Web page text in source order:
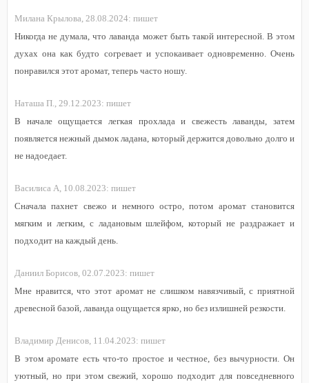
Милана Крылова, 28.08.2024: пишет
Никогда не думала, что лаванда может быть такой интересной. В этом
духах она как будто согревает и успокаивает одновременно. Очень
понравился этот аромат, теперь часто ношу.
Наташа П., 29.12.2023: пишет
В начале ощущается легкая прохлада и свежесть лаванды, затем
появляется нежный дымок ладана, который держится довольно долго и
не надоедает.
Василиса А, 10.08.2023: пишет
Сначала пахнет свежо и немного остро, потом аромат становится
мягким и легким, с ладановым шлейфом, который не раздражает и
подходит на каждый день.
Даниил Борисов, 02.07.2023: пишет
Мне нравится, что этот аромат не слишком навязчивый, с приятной
древесной базой, лаванда ощущается ярко, но без излишней резкости.
Владимир Денисов, 11.04.2023: пишет
В этом аромате есть что-то простое и честное, без вычурности. Он
уютный, но при этом свежий, хорошо подходит для повседневного